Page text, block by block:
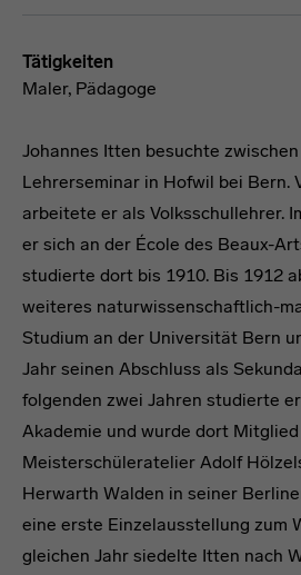
Tätigkeiten
Maler, Pädagoge
Johannes Itten besuchte
Lehrerseminar in Hofwil bei Bern.
arbeitete er als Volksschullehrer.
er sich an der École des Beaux-
studierte dort bis 1910. Bis 1912
weiteres naturwissenschaftlich-
Studium an der Universität Bern
Jahr seinen Abschluss als
folgenden zwei Jahren studierte
Akademie und wurde dort Mitglied
Meisterschüleratelier Adolf
Herwarth Walden in seiner
eine erste Einzelausstellung zum
gleichen Jahr siedelte Itten nach